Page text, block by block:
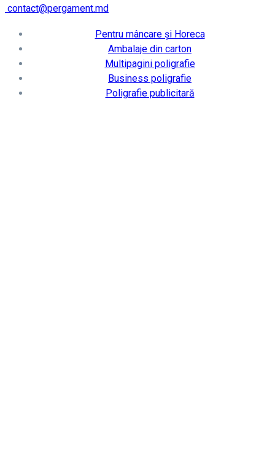
contact@pergament.md
Pentru mâncare și Horeca
Ambalaje din carton
Multipagini poligrafie
Business poligrafie
Poligrafie publicitară